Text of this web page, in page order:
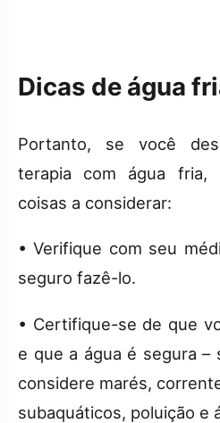
Dicas de água
Portanto, se você
terapia com água fria,
coisas a considerar:
• Verifique com seu
seguro fazê-lo.
• Certifique-se de que
e que a água é segura –
considere marés,
subaquáticos, poluição e